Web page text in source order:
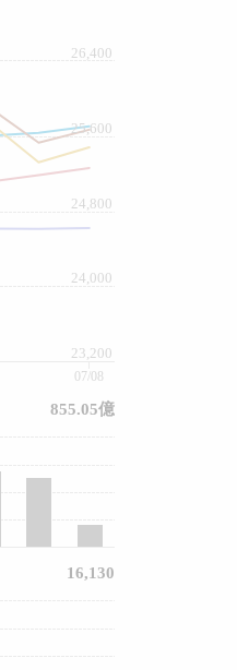
23,200
24,000
24,800
25,600
26,400
07/08
855.05億
16,130